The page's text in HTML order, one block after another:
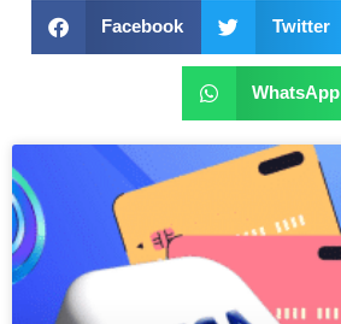
Facebook Twitter
WhatsApp